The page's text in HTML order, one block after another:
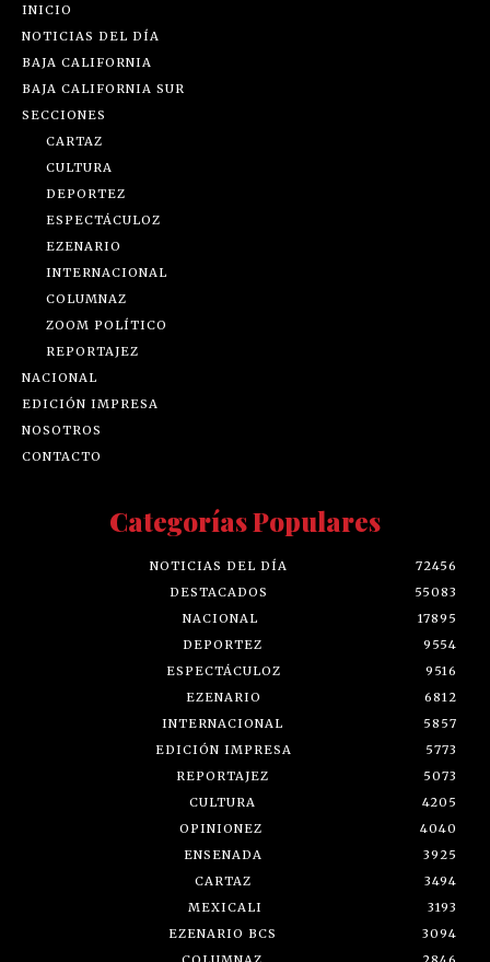
INICIO
NOTICIAS DEL DÍA
BAJA CALIFORNIA
BAJA CALIFORNIA SUR
SECCIONES
CARTAZ
CULTURA
DEPORTEZ
ESPECTÁCULOZ
EZENARIO
INTERNACIONAL
COLUMNAZ
ZOOM POLÍTICO
REPORTAJEZ
NACIONAL
EDICIÓN IMPRESA
NOSOTROS
CONTACTO
Categorías Populares
NOTICIAS DEL DÍA
72456
DESTACADOS
55083
NACIONAL
17895
DEPORTEZ
9554
ESPECTÁCULOZ
9516
EZENARIO
6812
INTERNACIONAL
5857
EDICIÓN IMPRESA
5773
REPORTAJEZ
5073
CULTURA
4205
OPINIONEZ
4040
ENSENADA
3925
CARTAZ
3494
MEXICALI
3193
EZENARIO BCS
3094